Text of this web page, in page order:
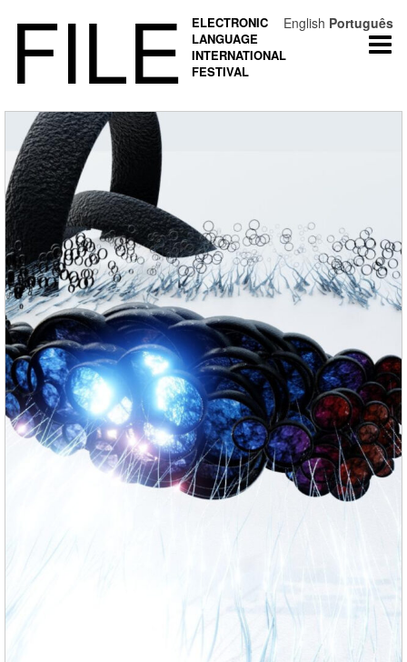
FILE
ELECTRONIC
LANGUAGE
INTERNATIONAL
FESTIVAL
English Português